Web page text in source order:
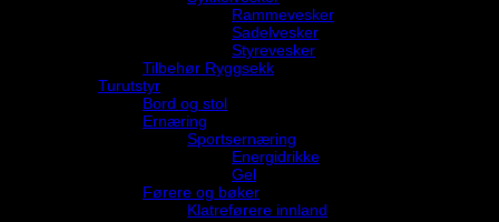
Rammevesker
Sadelvesker
Styrevesker
Tilbehør Ryggsekk
Turutstyr
Bord og stol
Ernæring
Sportsernæring
Energidrikke
Gel
Førere og bøker
Klatreførere innland